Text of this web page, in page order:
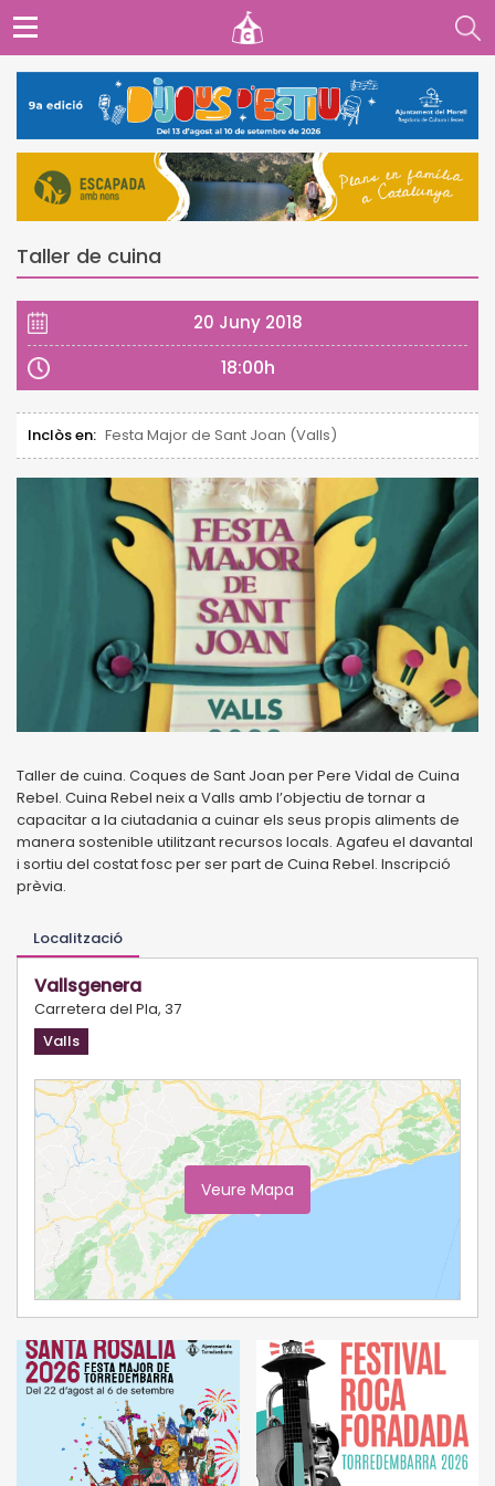
Taller de cuina
20 Juny 2018
18:00h
Inclòs en: Festa Major de Sant Joan (Valls)
Taller de cuina. Coques de Sant Joan per Pere Vidal de Cuina
Rebel. Cuina Rebel neix a Valls amb l’objectiu de tornar a
capacitar a la ciutadania a cuinar els seus propis aliments de
manera sostenible utilitzant recursos locals. Agafeu el davantal
i sortiu del costat fosc per ser part de Cuina Rebel. Inscripció
prèvia.
Localització
Vallsgenera
Carretera del Pla, 37
Valls
Veure Mapa